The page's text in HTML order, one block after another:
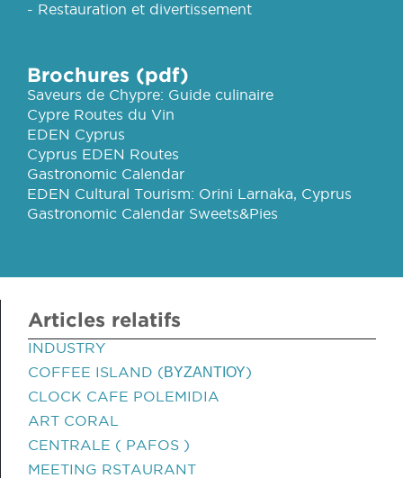
- Restauration et divertissement
Brochures (pdf)
Saveurs de Chypre: Guide culinaire
Cypre Routes du Vin
EDEN Cyprus
Cyprus EDEN Routes
Gastronomic Calendar
EDEN Cultural Tourism: Orini Larnaka, Cyprus
Gastronomic Calendar Sweets&Pies
Articles relatifs
INDUSTRY
COFFEE ISLAND (ΒΥΖΑΝΤΙΟΥ)
CLOCK CAFE POLEMIDIA
ART CORAL
CENTRALE ( PAFOS )
MEETING RSTAURANT